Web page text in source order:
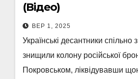
(Відео)
ВЕР 1, 2025
Українські десантники спільно
знищили колону російської
Покровськом, ліквідувавши